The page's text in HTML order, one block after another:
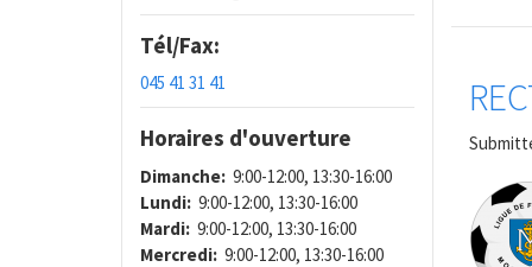
Tél/Fax:
045 41 31 41
Horaires d'ouverture
Dimanche: 9:00-12:00, 13:30-16:00
Lundi: 9:00-12:00, 13:30-16:00
Mardi: 9:00-12:00, 13:30-16:00
Mercredi: 9:00-12:00, 13:30-16:00